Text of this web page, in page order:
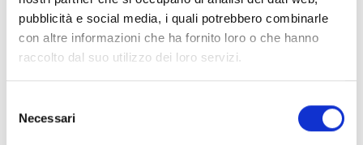
pubblicità e social media, i quali potrebbero combinarle
con altre informazioni che ha fornito loro o che hanno
raccolto dal suo utilizzo dei loro servizi.
delNecessari
dove troveremo trattati, direttive e regolamenti
della Commissione per approfondire la nostra
tematica progettuale. Il secondo è l'equivalente
dati statistici per dare spessore e credibilità alla